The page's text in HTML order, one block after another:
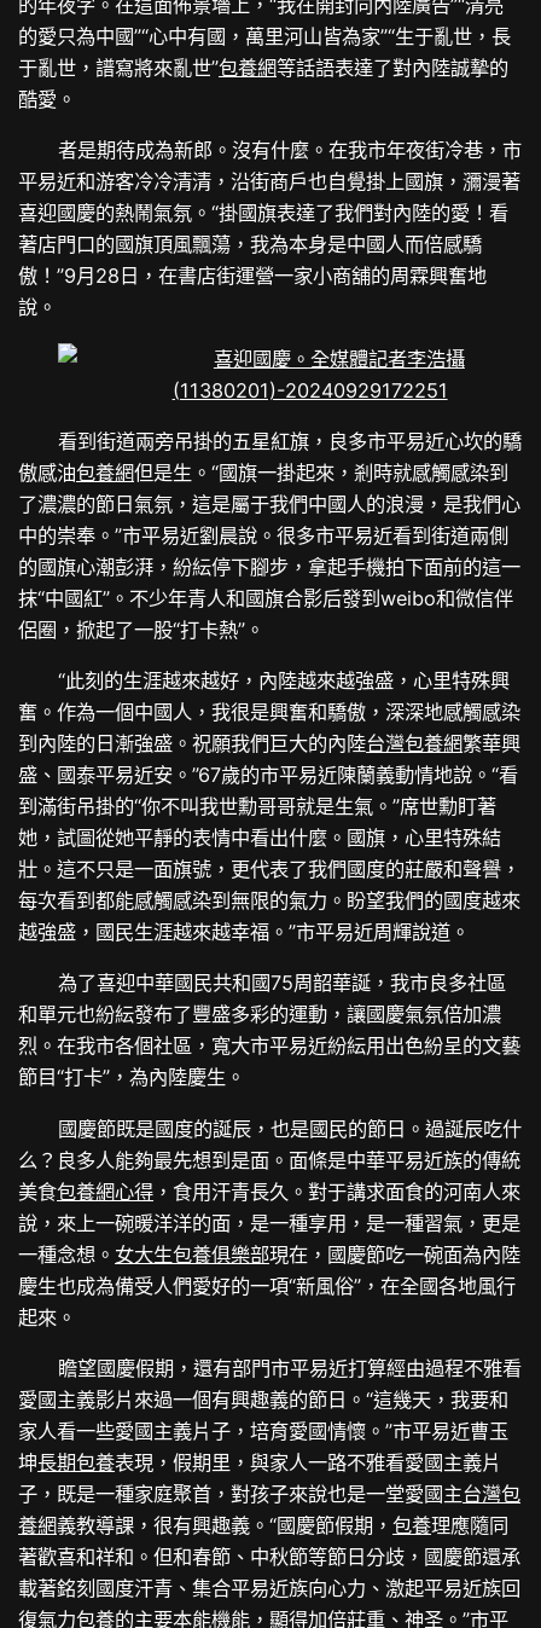
的愛只為中國”“心中有國，萬里河山皆為家”“生于亂世，長
于亂世，譜寫將來亂世”包養網等話語表達了對內陸誠摯的
酷愛。
者是期待成為新郎。沒有什麼。在我市年夜街冷巷，市
平易近和游客冷冷清清，沿街商戶也自覺掛上國旗，瀰漫著
喜迎國慶的熱鬧氣氛。“掛國旗表達了我們對內陸的愛！看
著店門口的國旗頂風飄蕩，我為本身是中國人而倍感驕
傲！”9月28日，在書店街運營一家小商舖的周霖興奮地
說。
看到街道兩旁吊掛的五星紅旗，良多市平易近心坎的驕
傲感油包養網但是生。“國旗一掛起來，剎時就感觸感染到
了濃濃的節日氣氛，這是屬于我們中國人的浪漫，是我們心
中的崇奉。”市平易近劉晨說。很多市平易近看到街道兩側
的國旗心潮彭湃，紛紜停下腳步，拿起手機拍下面前的這一
抹“中國紅”。不少年青人和國旗合影后發到weibo和微信伴
侶圈，掀起了一股“打卡熱”。
“此刻的生涯越來越好，內陸越來越強盛，心里特殊興
奮。作為一個中國人，我很是興奮和驕傲，深深地感觸感染
到內陸的日漸強盛。祝願我們巨大的內陸台灣包養網繁華興
盛、國泰平易近安。”67歲的市平易近陳蘭義動情地說。“看
到滿街吊掛的“你不叫我世勳哥哥就是生氣。”席世勳盯著
她，試圖從她平靜的表情中看出什麼。國旗，心里特殊結
壯。這不只是一面旗號，更代表了我們國度的莊嚴和聲譽，
每次看到都能感觸感染到無限的氣力。盼望我們的國度越來
越強盛，國民生涯越來越幸福。”市平易近周輝說道。
為了喜迎中華國民共和國75周韶華誕，我市良多社區
和單元也紛紜發布了豐盛多彩的運動，讓國慶氣氛倍加濃
烈。在我市各個社區，寬大市平易近紛紜用出色紛呈的文藝
節目“打卡”，為內陸慶生。
國慶節既是國度的誕辰，也是國民的節日。過誕辰吃什
么？良多人能夠最先想到是面。面條是中華平易近族的傳統
美食包養網心得 ，食用汗青長久。對于講求面食的河南人來
說，來上一碗暖洋洋的面，是一種享用，是一種習氣，更是
一種念想。 女大生包養俱樂部現在，國慶節吃一碗面為內陸
慶生也成為備受人們愛好的一項“新風俗”，在全國各地風行
起來。
瞻望國慶假期，還有部門市平易近打算經由過程不雅看
愛國主義影片來過一個有興趣義的節日。“這幾天，我要和
家人看一些愛國主義片子，培育愛國情懷。”市平易近曹玉
坤長期包養表現，假期里，與家人一路不雅看愛國主義片
子，既是一種家庭聚首，對孩子來說也是一堂愛國主台灣包
養網義教導課，很有興趣義。“國慶節假期，包養理應隨同
著歡喜和祥和。但和春節、中秋節等節日分歧，國慶節還承
載著銘刻國度汗青、集合平易近族向心力、激起平易近族回
復氣力包養的主要本能機能，顯得加倍莊重、神圣。”市平